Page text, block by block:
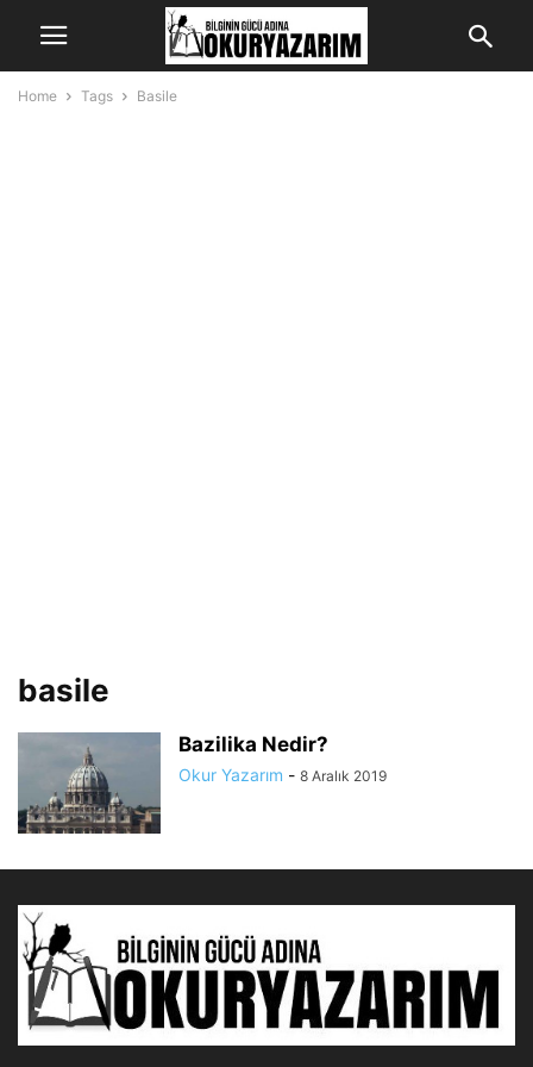
Home Tags Basile
basile
Bazilika Nedir?
Okur Yazarım - 8 Aralık 2019